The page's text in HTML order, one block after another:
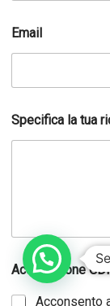
e
o
Email
Specifica la tua
Accettazione
Acconsento